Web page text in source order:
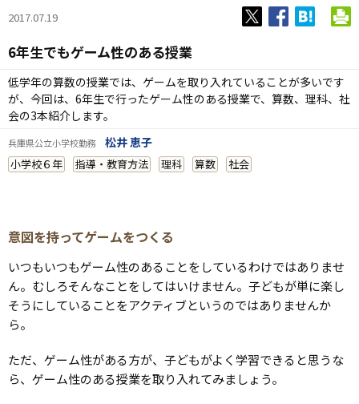
2017.07.19
6年生でもゲーム性のある授業
低学年の算数の授業では、ゲームを取り入れていることが多いです
が、今回は、6年生で行ったゲーム性のある授業で、算数、理科、社
会の3本紹介します。
兵庫県公立小学校勤務 松井 恵子
小学校６年 指導・教育方法 理科 算数 社会
意図を持ってゲームをつくる
いつもいつもゲーム性のあることをしているわけではありませ
ん。むしろそんなことをしてはいけません。子どもが単に楽し
そうにしていることをアクティブというのではありませんか
ら。
ただ、ゲーム性がある方が、子どもがよく学習できると思うな
ら、ゲーム性のある授業を取り入れてみましょう。